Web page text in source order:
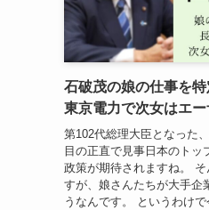
石破茂の娘の仕事を
東京電力で次女はエー
第102代総理大臣となった
目の正直で見事日本のトッ
政策が期待されますね。
すが、娘さんたちが大手企
うなんです。 というわけ